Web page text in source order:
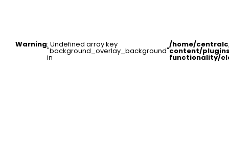
Warning: Undefined array key
"background_overlay_background"
in
/home/
content/
functionality/